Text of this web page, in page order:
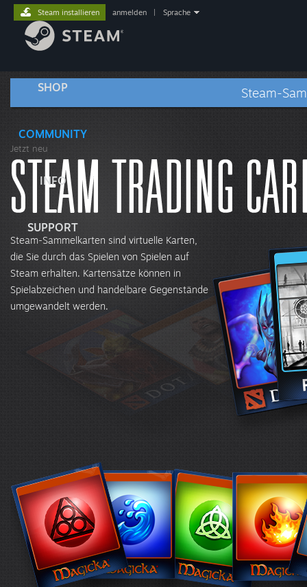
SHOP
COMMUNITY
INFO
SUPPORT
Steam installieren anmelden Sprache
Steam-
Jetzt neu
Steam-Sammelkarten sind virtuelle Karten,
die Sie durch das Spielen von Spielen auf
Steam erhalten. Kartensätze können in
Spielabzeichen und handelbare Gegenstände
umgewandelt werden.